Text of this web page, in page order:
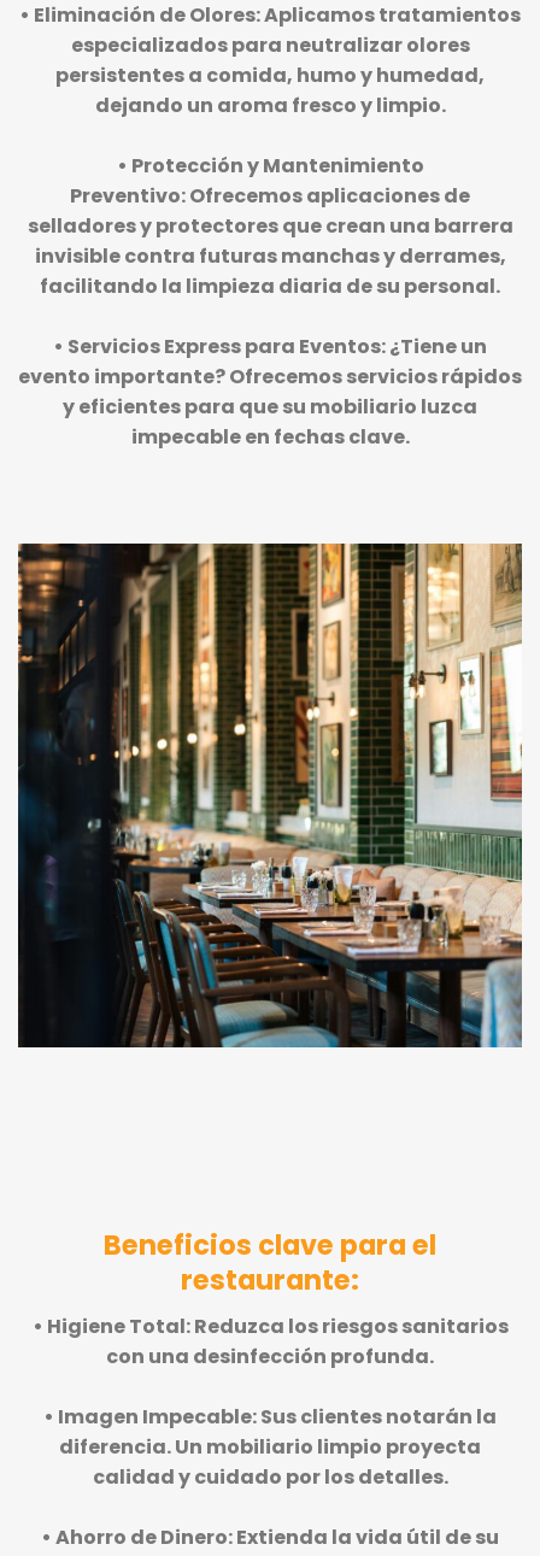
• Eliminación de Olores:Aplicamos tratamientos
especializados para neutralizar olores
persistentes a comida, humo y humedad,
dejando un aroma fresco y limpio.
• Protección y Mantenimiento
Preventivo:Ofrecemos aplicaciones de
selladores y protectores que crean una barrera
invisible contra futuras manchas y derrames,
facilitando la limpieza diaria de su personal.
• Servicios Express para Eventos:¿Tiene un
evento importante? Ofrecemos servicios rápidos
y eficientes para que su mobiliario luzca
impecable en fechas clave.
Beneficios clave para el
restaurante:
• Higiene Total:Reduzca los riesgos sanitarios
con una desinfección profunda.
• Imagen Impecable:Sus clientes notarán la
diferencia. Un mobiliario limpio proyecta
calidad y cuidado por los detalles.
• Ahorro de Dinero:Extienda la vida útil de su